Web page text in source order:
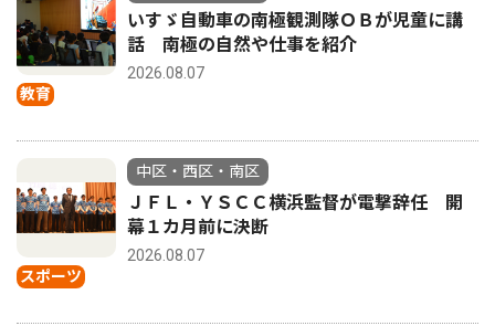
教育
いすゞ自動車の南極観測隊ＯＢが児童に講
話 南極の自然や仕事を紹介
2026.08.07
スポーツ
中区・西区・南区
ＪＦＬ・ＹＳＣＣ横浜監督が電撃辞任 開
幕１カ月前に決断
2026.08.07